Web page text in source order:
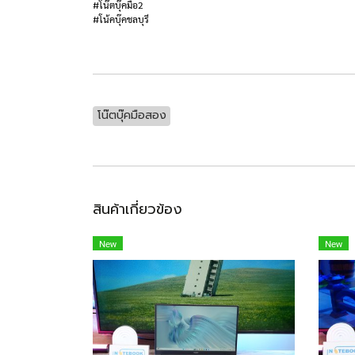
#โน๊ตบุ๊คมือ2
#โน้คบุ๊คชลบุรี
โน๊ตบุ๊คมือสอง
สินค้าเกี่ยวข้อง
New New